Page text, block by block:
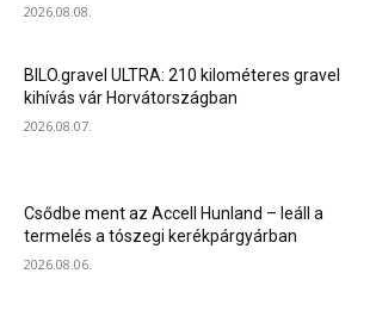
2026.08.08.
BILO.gravel ULTRA: 210 kilométeres gravel
kihívás vár Horvátországban
2026.08.07.
Csődbe ment az Accell Hunland – leáll a
termelés a tószegi kerékpárgyárban
2026.08.06.